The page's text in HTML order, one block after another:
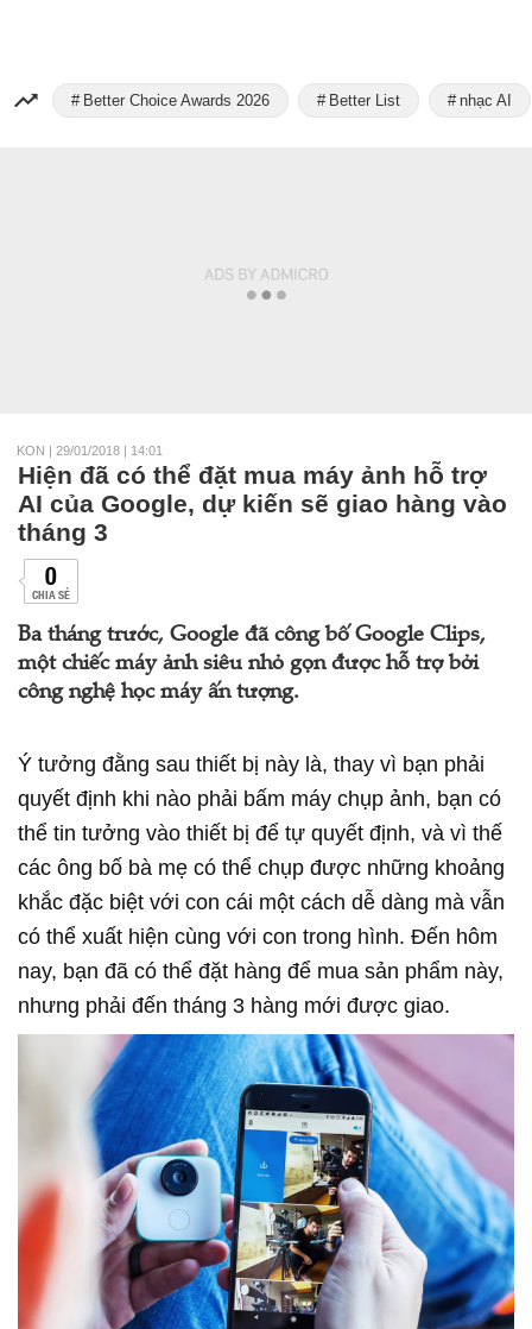
Better Choice Awards 2026 Better List nhạc AI
KON | 29/01/2018 | 14:01
Hiện đã có thể đặt mua máy ảnh hỗ trợ
AI của Google, dự kiến sẽ giao hàng vào
tháng 3
0
CHIA SẺ
Ba tháng trước, Google đã công bố Google Clips,
một chiếc máy ảnh siêu nhỏ gọn được hỗ trợ bởi
công nghệ học máy ấn tượng.
Ý tưởng đằng sau thiết bị này là, thay vì bạn phải
quyết định khi nào phải bấm máy chụp ảnh, bạn có
thể tin tưởng vào thiết bị để tự quyết định, và vì thế
các ông bố bà mẹ có thể chụp được những khoảng
khắc đặc biệt với con cái một cách dễ dàng mà vẫn
có thể xuất hiện cùng với con trong hình. Đến hôm
nay, bạn đã có thể đặt hàng để mua sản phẩm này,
nhưng phải đến tháng 3 hàng mới được giao.